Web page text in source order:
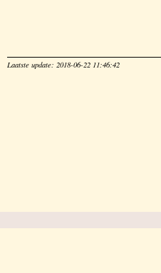
Laatste update: 2018-06-22 11:46:42